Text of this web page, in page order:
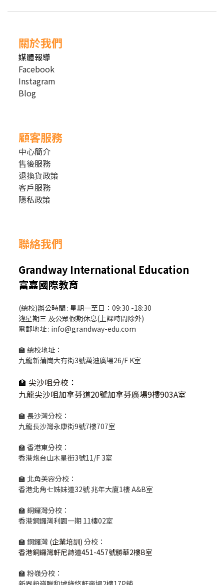
關於我們
媒體報導
Facebook
Instagram
Blog
顧客服務
中心簡介
售後服務
退換貨政策
客戶服務
隱私政策
聯絡我們
Grandway International Education
富嘉國際教育
(總校)辦公時間 : 星期一至日：09:30 -18:30
逢星期三 及公眾假期休息(上課時間除外)
電郵地址 : info@grandway-edu.com
🏫 總校地址：
九龍新蒲崗大有街3號萬迪廣場26/F K室
🏫 尖沙咀分校 ：
九龍尖沙咀加拿芬道20號加拿芬廣場9樓903A室
🏫 長沙灣分校：
九龍長沙灣永康街9號7樓707室
🏫 香港東分校：
香港炮台山木星街3號11/F 3室
🏫 北角美容分校：
香港北角七姊妹道32號 兆年大廈1樓 A&B室
🏫 銅鑼灣分校：
香港銅鑼灣利園一期 11樓02室
🏫 銅鑼灣 (企業培訓) 分校：
香港銅鑼灣軒尼詩道451-457號勝華2樓B室
🏫 粉嶺分校：